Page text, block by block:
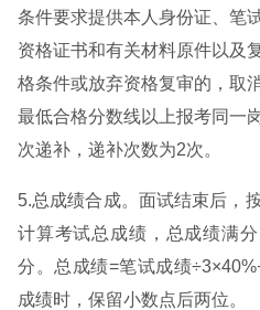
条件要求提供本人身份证、笔
资格证书和有关材料原件以及
格条件或放弃资格复审的，取
最低合格分数线以上报考同一
次递补，递补次数为2次。
5.总成绩合成。面试结束后，
计算考试总成绩，总成绩满
分。总成绩=笔试成绩
成绩时，保留小数点后两位。